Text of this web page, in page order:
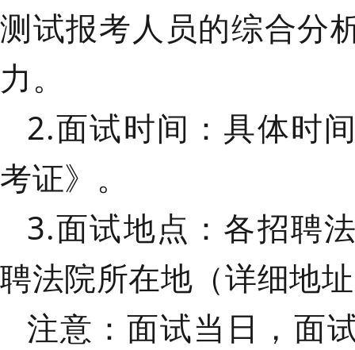
测试报考人员的综合分
力。
2.面试时间： 具体时
考证》。
3.面试地点： 各招聘
聘法院所在地（详细地
注意：面试当日，面